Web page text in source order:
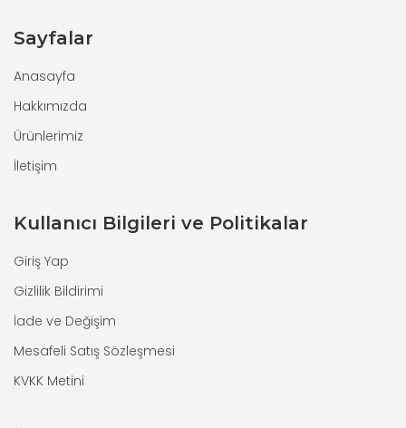
Sayfalar
Anasayfa
Hakkımızda
Ürünlerimiz
İletişim
Kullanıcı Bilgileri ve Politikalar
Giriş Yap
Gizlilik Bildirimi
İade ve Değişim
Mesafeli Satış Sözleşmesi
KVKK Metini